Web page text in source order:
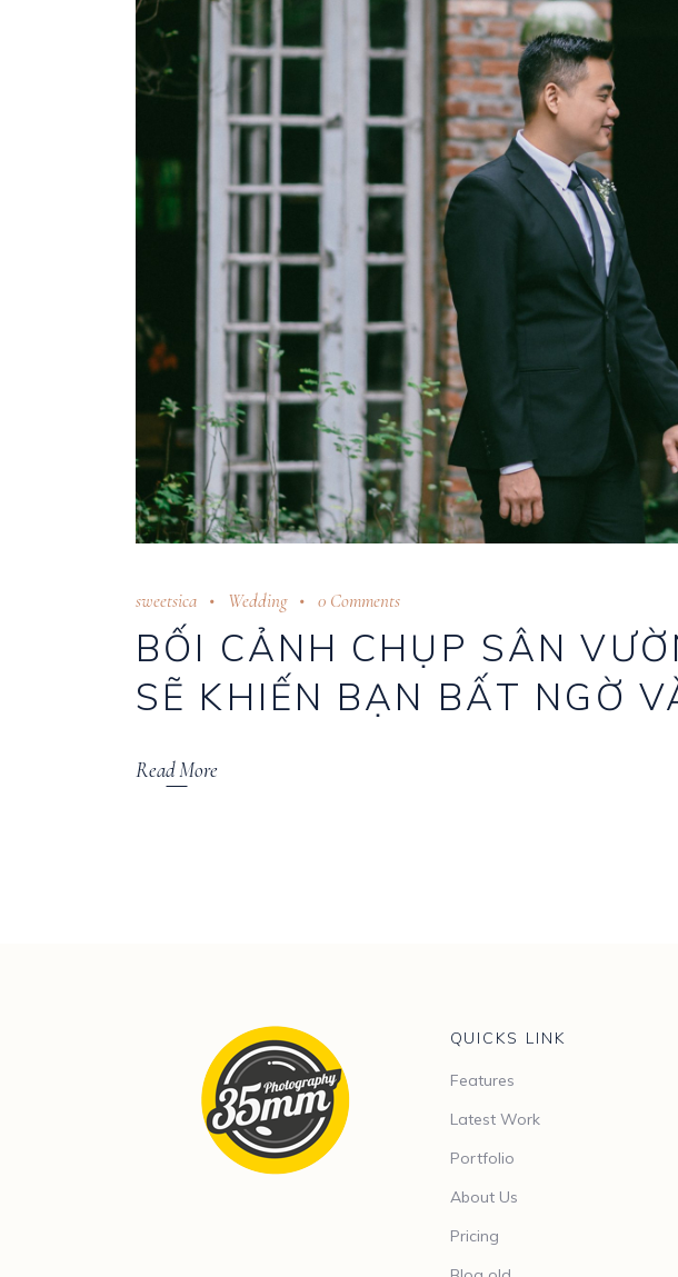
sweetsica Wedding 0 Comments
BỐI CẢNH CHỤP SÂN
SẼ KHIẾN BẠN BẤT NGỜ
Read More
QUICKS LINK
Features
Latest Work
Portfolio
About Us
Pricing